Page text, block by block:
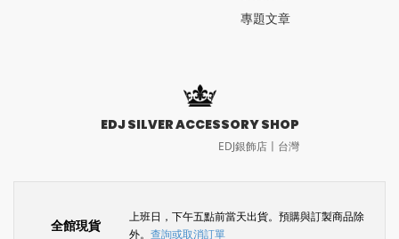
專題文章
EDJ SILVER ACCESSORY SHOP
EDJ銀飾店〡台灣
全館現貨
上班日，下午五點前當天出貨。預購與訂製商品除
外。 查詢或取消訂單